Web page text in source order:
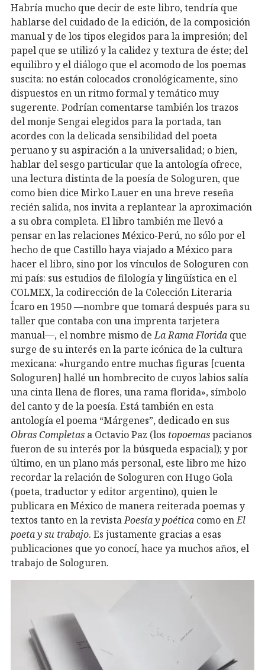
Habría mucho que decir de este libro, tendría que
hablarse del cuidado de la edición, de la composición
manual y de los tipos elegidos para la impresión; del
papel que se utilizó y la calidez y textura de éste; del
equilibro y el diálogo que el acomodo de los poemas
suscita: no están colocados cronológicamente, sino
dispuestos en un ritmo formal y temático muy
sugerente. Podrían comentarse también los trazos
del monje Sengai elegidos para la portada, tan
acordes con la delicada sensibilidad del poeta
peruano y su aspiración a la universalidad; o bien,
hablar del sesgo particular que la antología ofrece,
una lectura distinta de la poesía de Sologuren, que
como bien dice Mirko Lauer en una breve reseña
recién salida, nos invita a replantear la aproximación
a su obra completa. El libro también me llevó a
pensar en las relaciones México-Perú, no sólo por el
hecho de que Castillo haya viajado a México para
hacer el libro, sino por los vínculos de Sologuren con
mi país: sus estudios de filología y lingüística en el
COLMEX, la codirección de la Colección Literaria
Ícaro en 1950 —nombre que tomará después para su
taller que contaba con una imprenta tarjetera
manual—, el nombre mismo de La Rama Florida que
surge de su interés en la parte icónica de la cultura
mexicana: «hurgando entre muchas figuras [cuenta
Sologuren] hallé un hombrecito de cuyos labios salía
una cinta llena de flores, una rama florida», símbolo
del canto y de la poesía. Está también en esta
antología el poema “Márgenes”, dedicado en sus
Obras Completas a Octavio Paz (los topoemaspacianos
fueron de su interés por la búsqueda espacial); y por
último, en un plano más personal, este libro me hizo
recordar la relación de Sologuren con Hugo Gola
(poeta, traductor y editor argentino), quien le
publicara en México de manera reiterada poemas y
textos tanto en la revista Poesía y poética como en El
poeta y su trabajo. Es justamente gracias a esas
publicaciones que yo conocí, hace ya muchos años, el
trabajo de Sologuren.